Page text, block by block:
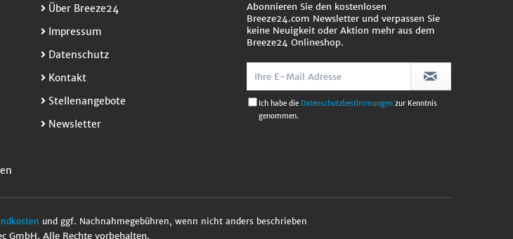
Über Breeze24
Impressum
Datenschutz
Kontakt
Stellenangebote
Newsletter
Abonnieren Sie den kostenlosen
Breeze24.com Newsletter und verpassen Sie
keine Neuigkeit oder Aktion mehr aus dem
Breeze24 Onlineshop.
Ich habe die Datenschutzbestimmungen zur Kenntnis
genommen.
und ggf. Nachnahmegebühren, wenn nicht anders beschrieben
GmbH. Alle Rechte vorbehalten.